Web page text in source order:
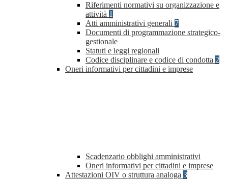
Riferimenti normativi su organizzazione e
attività 1
Atti amministrativi generali 7
Documenti di programmazione strategico-
gestionale
Statuti e leggi regionali
Codice disciplinare e codice di condotta 2
Oneri informativi per cittadini e imprese
Scadenzario obblighi amministrativi
Oneri informativi per cittadini e imprese
Attestazioni OIV o struttura analoga 3